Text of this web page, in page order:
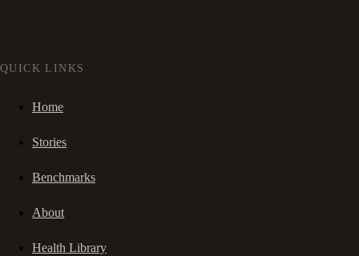
QUICK LINKS
Home
Stories
Benchmarks
About
Health Library